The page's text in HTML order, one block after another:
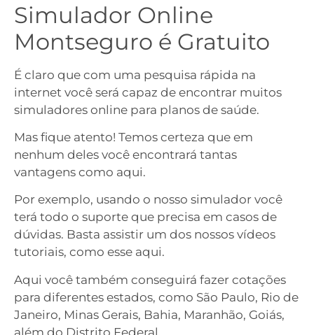
Simulador Online
Montseguro é Gratuito
É claro que com uma pesquisa rápida na
internet você será capaz de encontrar muitos
simuladores online para planos de saúde.
Mas fique atento! Temos certeza que em
nenhum deles você encontrará tantas
vantagens como aqui.
Por exemplo, usando o nosso simulador você
terá todo o suporte que precisa em casos de
dúvidas. Basta assistir um dos nossos vídeos
tutoriais, como esse aqui.
Aqui você também conseguirá fazer cotações
para diferentes estados, como São Paulo, Rio de
Janeiro, Minas Gerais, Bahia, Maranhão, Goiás,
além do Distrito Federal.